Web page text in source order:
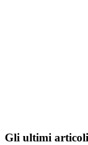
Gli ultimi